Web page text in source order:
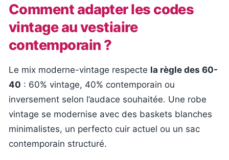
Comment adapter les codes
vintage au vestiaire
contemporain ?
Le mix moderne-vintage respecte la règle des 60-
40 : 60% vintage, 40% contemporain ou
inversement selon l’audace souhaitée. Une robe
vintage se modernise avec des baskets blanches
minimalistes, un perfecto cuir actuel ou un sac
contemporain structuré.